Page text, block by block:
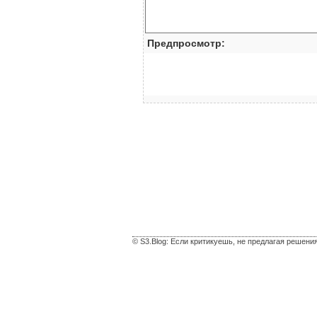
Предпросмотр:
© S3.Blog: Если критикуешь, не предлагая